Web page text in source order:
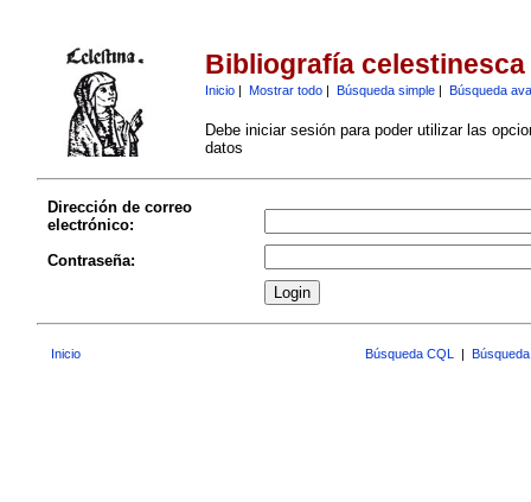
Bibliografía celestinesca
Inicio| Mostrar todo| Búsqueda simple| Búsqueda
Debe iniciar sesión para poder utilizar las
datos
Dirección de correo
electrónico:
Contraseña:
Inicio Búsqueda CQL |